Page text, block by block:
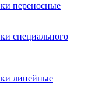
переносные
специального
линейные